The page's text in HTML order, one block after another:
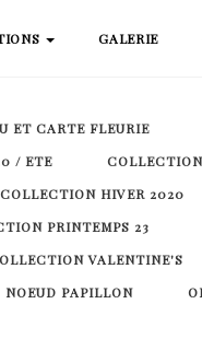
GALERIE
ET CARTE FLEURIE
/ ETE
COLLECTION HIVER 2020
PRINTEMPS 23
VALENTINE'S
NOEUD PAPILLON